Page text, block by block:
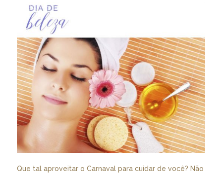
Que tal aproveitar o Carnaval para cuidar de você? Não